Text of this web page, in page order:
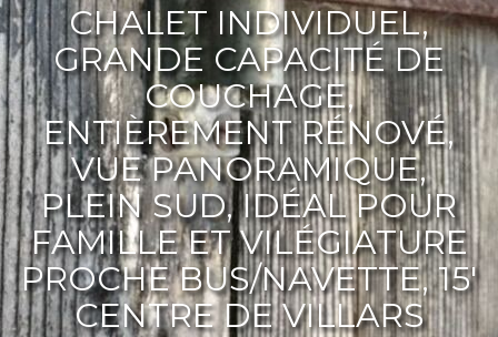
CHALET INDIVIDUEL,
GRANDE CAPACITÉ DE
COUCHAGE,
ENTIÈREMENT RÉNOVÉ,
VUE PANORAMIQUE,
PLEIN SUD, IDÉAL POUR
FAMILLE ET VILÉGIATURE
PROCHE BUS/NAVETTE, 15'
CENTRE DE VILLARS